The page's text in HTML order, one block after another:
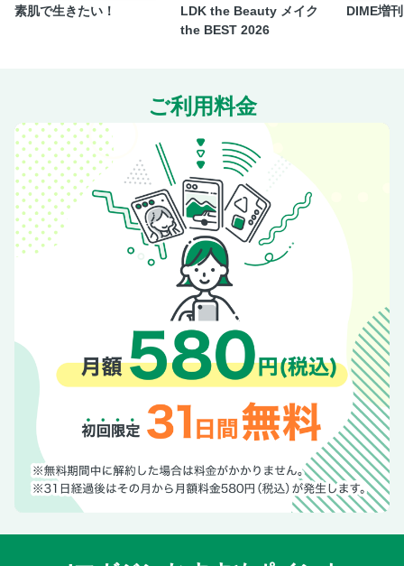
素肌で生きたい！
LDK the Beauty メイク
the BEST 2026
DIME増
ご利用料金